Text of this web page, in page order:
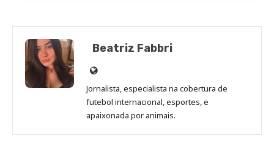
Beatriz Fabbri
Site
de
Beatriz
Fabbri
Jornalista, especialista na cobertura de
futebol internacional, esportes, e
apaixonada por animais.